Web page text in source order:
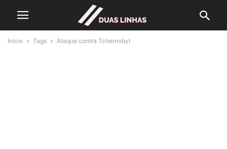
Início Tags Ataque contra Tchernobyl